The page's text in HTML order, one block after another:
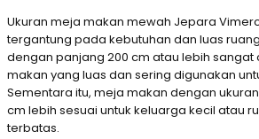
Ukuran meja makan mewah Jepara
tergantung pada kebutuhan dan luas
dengan panjang 200 cm atau lebih sangat
makan yang luas dan sering digunakan
Sementara itu, meja makan dengan
cm lebih sesuai untuk keluarga kecil atau
terbatas.